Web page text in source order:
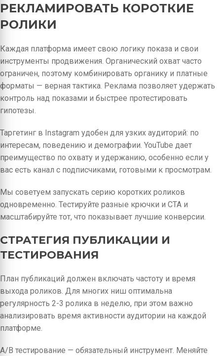
РЕКЛАМИРОВАТЬ КОРОТКИЕ
РОЛИКИ
Каждая платформа имеет свою логику показа и свои
инструменты продвижения. Органический охват часто
ограничен, поэтому комбинировать органику и платные
форматы — верная тактика. Реклама позволяет удержать
контроль над показами и быстрее протестировать
гипотезы.
Таргетинг в Instagram удобен для узких аудиторий: по
интересам, поведению и демографии. YouTube дает
преимущество по охвату и удержанию, особенно если у
вас есть канал с подписчиками, готовыми к просмотрам.
Мы советуем запускать серию коротких роликов
одновременно. Тестируйте разные крючки и CTA и
масштабируйте тот, что показывает лучшие конверсии.
СТРАТЕГИЯ ПУБЛИКАЦИИ И
ТЕСТИРОВАНИЯ
План публикаций должен включать частоту и время
выхода роликов. Для многих ниш оптимальна
регулярность 2-3 ролика в неделю, при этом важно
анализировать время активности аудитории на каждой
платформе.
А/В тестирование — обязательный инструмент. Меняйте